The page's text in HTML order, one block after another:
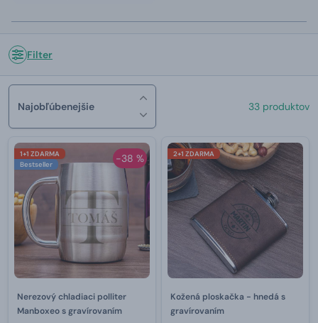
Filter
Najobľúbenejšie 33 produktov
-38 %
1+1 ZDARMA
Bestseller
Nerezový chladiaci polliter
Manboxeo s gravírovaním
2+1 ZDARMA
Kožená ploskačka - hnedá s
gravírovaním